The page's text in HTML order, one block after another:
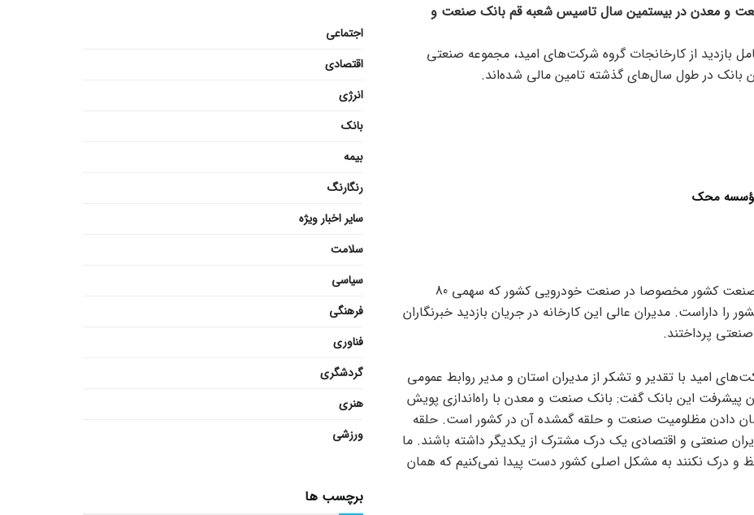
و معدن در بیستمین سال تاسیس شعبه قم بانک صنعت و
بازدید از کارخانجات گروه شرکت‌های امید، مجموعه صنعتی
بانک در طول سال‌های گذشته تامین مالی شده‌اند.
مؤسسه محک
گروه شرکت‎‌های امید به عنوان اصلی‌ترین بازیگر صنعت کشور مخصوصا در صنعت خودرویی کشور که سهمی 80
را داراست. مدیران عالی این کارخانه در جریان بازدید خبرنگاران
پرداختند.
امید با تقدیر و تشکر از مدیران استان و مدیر روابط عمومی
پیشرفت این بانک گفت: بانک صنعت و معدن با راه‌اندازی پویش
دادن مظلومیت صنعت و حلقه گمشده آن در کشور است. حلقه
صنعتی و اقتصادی یک درک مشترک از یکدیگر داشته باشند. ما
و درک نکنند به مشکل اصلی کشور دست پیدا نمی‌کنیم که همان
اجتماعی
اقتصادی
انرژی
بانک
بیمه
رنگارنگ
سایر اخبار ویژه
سلامت
سیاسی
فرهنگی
فناوری
گردشگری
هنری
ورزشی
برچسب ها